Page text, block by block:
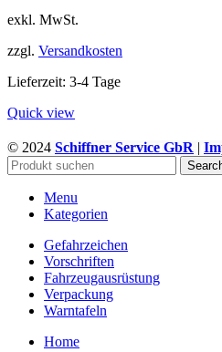
Varianten
der
Produktseite
exkl. MwSt.
zzgl. Versandkosten
Lieferzeit: 3-4 Tage
Quick view
© 2024 Schiffner Service GbR |
Menu
Kategorien
Gefahrzeichen
Vorschriften
Fahrzeugausrüstung
Verpackung
Warntafeln
Home